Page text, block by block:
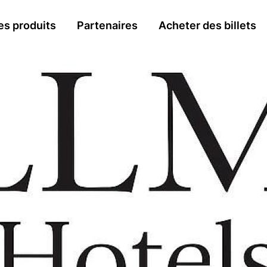
produits Partenaires Acheter des billets